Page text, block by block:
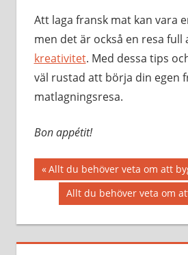
Att laga fransk mat kan vara
men det är också en resa full
kreativitet. Med dessa tips
väl rustad att börja din egen
matlagningsresa.
Bon appétit!
Föregående
inlägg:
Allt du behöver veta om att
Nästa
inlägg:
Allt du behöver veta om